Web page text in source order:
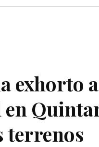
exhorto
terrenos